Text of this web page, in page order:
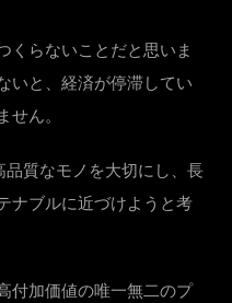
くらないことだと思いま
いと、経済が停滞してい
せん。
品質なモノを大切にし、長
ナブルに近づけようと考
付加価値の唯一無二のプ